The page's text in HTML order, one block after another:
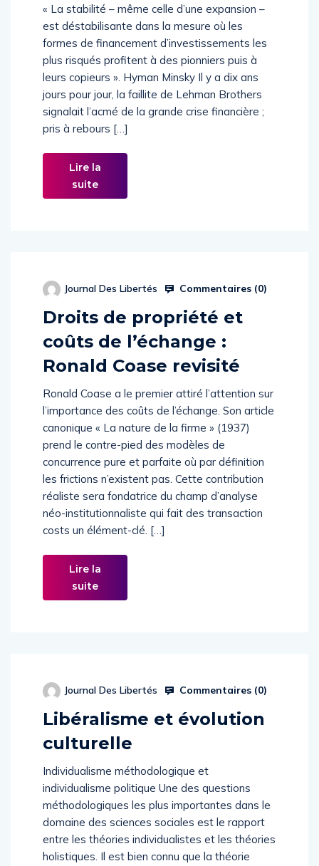
« La stabilité – même celle d’une expansion –
est déstabilisante dans la mesure où les
formes de financement d’investissements les
plus risqués profitent à des pionniers puis à
leurs copieurs ». Hyman Minsky Il y a dix ans
jours pour jour, la faillite de Lehman Brothers
signalait l’acmé de la grande crise financière ;
pris à rebours […]
Lire la
suite
Journal Des Libertés Commentaires (0)
Droits de propriété et
coûts de l’échange :
Ronald Coase revisité
Ronald Coase a le premier attiré l’attention sur
l’importance des coûts de l’échange. Son article
canonique « La nature de la firme » (1937)
prend le contre-pied des modèles de
concurrence pure et parfaite où par définition
les frictions n’existent pas. Cette contribution
réaliste sera fondatrice du champ d’analyse
néo-institutionnaliste qui fait des transaction
costs un élément-clé. […]
Lire la
suite
Journal Des Libertés Commentaires (0)
Libéralisme et évolution
culturelle
Individualisme méthodologique et
individualisme politique Une des questions
méthodologiques les plus importantes dans le
domaine des sciences sociales est le rapport
entre les théories individualistes et les théories
holistiques. Il est bien connu que la théorie